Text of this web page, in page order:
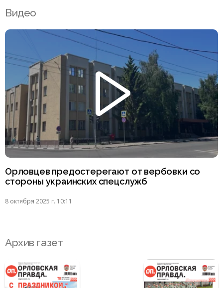
Видео
Орловцев предостерегают от вербовки со
стороны украинских спецслужб
8 октября 2025 г. 10:11
Архив газет